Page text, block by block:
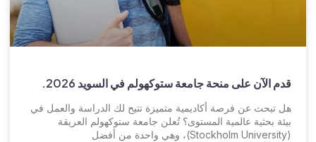
قدم الآن على منحة جامعة ستوكهولم في السويد 2026.
هل تبحث عن فرصة أكاديمية متميزة تتيح لك الدراسة والعمل في
بيئة بحثية عالمية المستوى؟ تُعلن جامعة ستوكهولم العريقة
(Stockholm University)، وهي واحدة من أفضل